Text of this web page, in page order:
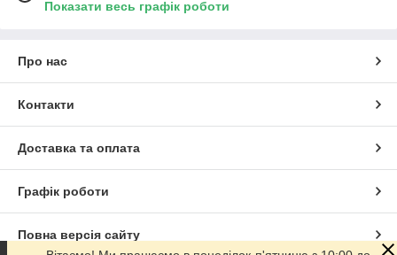
Показати весь графік роботи
Про нас
Контакти
Доставка та оплата
Графік роботи
Повна версія сайту